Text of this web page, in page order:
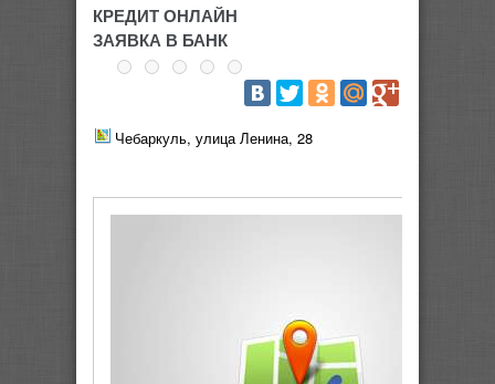
КРЕДИТ ОНЛАЙН
ЗАЯВКА В БАНК
Чебаркуль, улица Ленина, 28